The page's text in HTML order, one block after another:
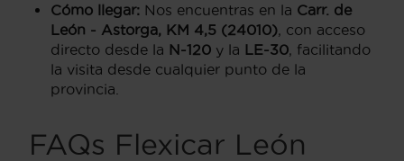
Cómo llegar: Nos encuentras en la Carr. de
León - Astorga, KM 4,5 (24010) , con acceso
directo desde la N-120 y la LE-30 , facilitando
la visita desde cualquier punto de la
provincia.
FAQs Flexicar León